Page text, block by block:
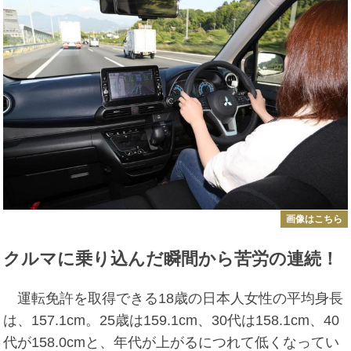
画像はこちら
クルマに乗り込んだ瞬間から苦労の連続！
運転免許を取得できる18歳の日本人女性の平均身長
は、157.1cm。25歳は159.1cm、30代は158.1cm、40
代が158.0cmと、年代が上がるにつれて低くなってい